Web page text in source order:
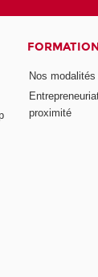
Nos
proximité